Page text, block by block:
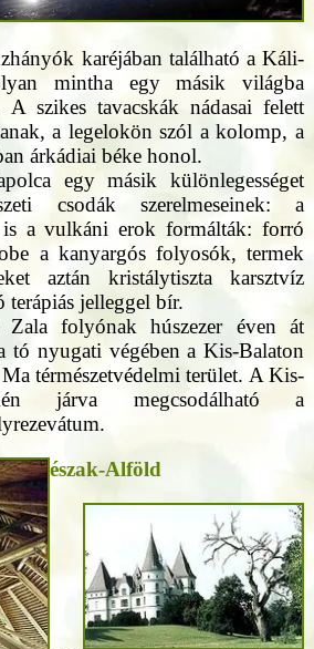
karéjában található a Káli-
mintha egy másik világba
A szikes tavacskák nádasai felett
a legelokön szól a kolomp, a
árkádiai béke honol.
egy másik különlegességet
csodák szerelmeseinek: a
is a vulkáni erok formálták: forró
a kanyargós folyosók, termek
aztán kristálytiszta karsztvíz
terápiás jelleggel bír.
folyónak húszezer éven át
tó nyugati végében a Kis-Balaton
térmészetvédelmi terület. A Kis-
járva megcsodálható a
észak-Alföld